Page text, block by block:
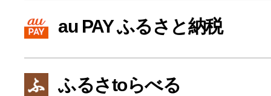
ふるさと納税徹底比較
au PAY ふるさと納税
ふるさtoらべる